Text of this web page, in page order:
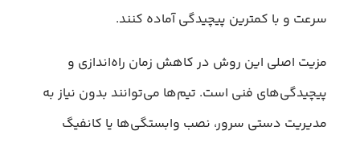
سرعت و با کمترین پیچیدگی آماده کنند.
مزیت اصلی این روش در کاهش زمان راه‌اندازی و
پیچیدگی‌های فنی است. تیم‌ها می‌توانند بدون نیاز به
مدیریت دستی سرور، نصب وابستگی‌ها یا کانفیگ